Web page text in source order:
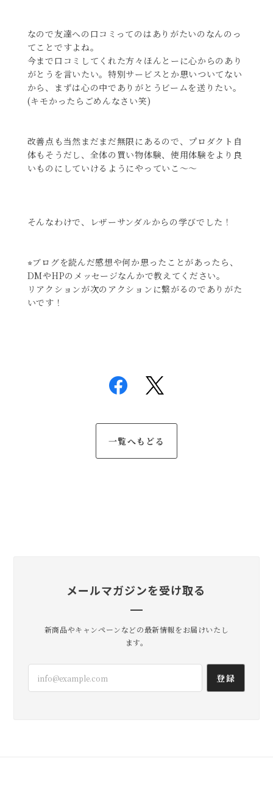
なので友達への口コミってのはありがたいのなんのっ
てことですよね。
今まで口コミしてくれた方々ほんとーに心からのあり
がとうを言いたい。特別サービスとか思いついてない
から、まずは心の中でありがとうビームを送りたい。
(キモかったらごめんなさい笑)
改善点も当然まだまだ無限にあるので、プロダクト自
体もそうだし、全体の買い物体験、使用体験をより良
いものにしていけるようにやっていこ〜〜
そんなわけで、レザーサンダルからの学びでした！
⭐︎ブログを読んだ感想や何か思ったことがあったら、
DMやHPのメッセージなんかで教えてください。
リアクションが次のアクションに繋がるのでありがた
いです！
一覧へもどる
メールマガジンを受け取る
新商品やキャンペーンなどの最新情報をお届けいたし
ます。
登録